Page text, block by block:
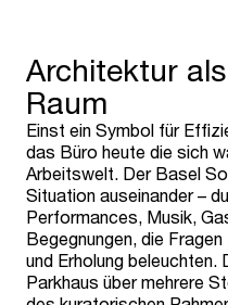
Architektur
Raum
Einst ein Symbol für
das Büro heute die sich
Arbeitswelt. Der Basel
Situation auseinander –
Performances, Musik,
Begegnungen, die
und Erholung beleuchten.
Parkhaus über mehrere